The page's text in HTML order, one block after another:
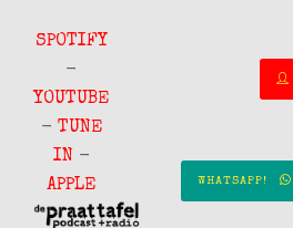
SPOTIFY
-
YOUTUBE
- TUNE
IN -
APPLE
WHATSAPP!